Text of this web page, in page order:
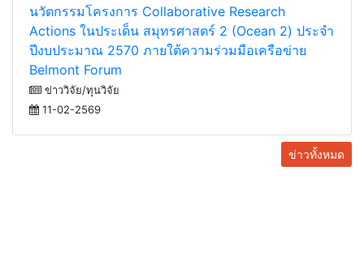
วช. ขยายระยะเวลาเปิดรับข้อเสนอการวิจัยและ
นวัตกรรมโครงการ Collaborative Research
Actions ในประเด็น สมุทรศาสตร์ 2 (Ocean 2) ประจำ
ปีงบประมาณ 2570 ภายใต้ความร่วมมือเครือข่าย
Belmont Forum
ข่าววิจัย/ทุนวิจัย